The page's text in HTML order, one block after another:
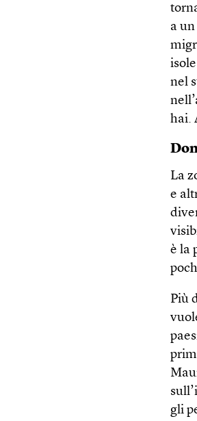
a
nel
hai.
La
e
è la
Più
gli